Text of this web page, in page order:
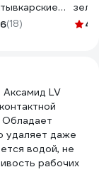
2
(18) 4.3
LV
Обладает
удаляет даже
водой, не
рабочих